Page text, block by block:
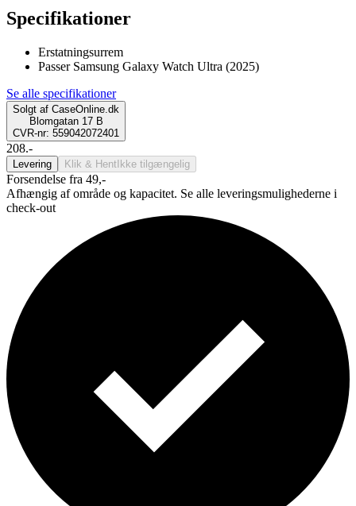
Specifikationer
Erstatningsurrem
Passer Samsung Galaxy Watch Ultra (2025)
Se alle specifikationer
Solgt af CaseOnline.dk
Blomgatan 17 B
CVR-nr: 559042072401
208.-
Levering Klik & Hent Ikke tilgængelig
Forsendelse fra 49,-
Afhængig af område og kapacitet. Se alle leveringsmulighederne i
check-out